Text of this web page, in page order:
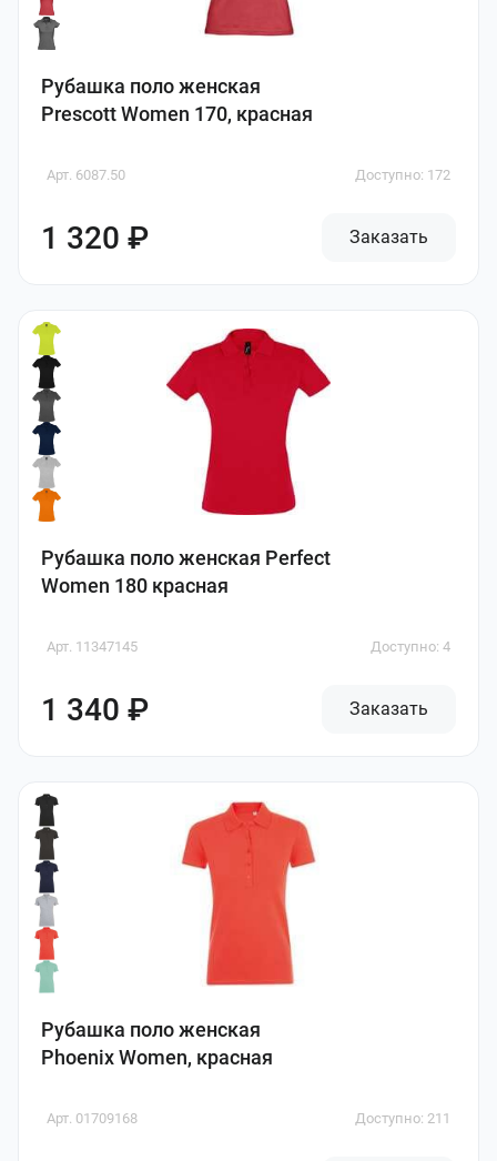
Рубашка поло женская
Prescott Women 170, красная
Арт. 6087.50 Доступно: 172
1 320 ₽ Заказать
Рубашка поло женская Perfect
Women 180 красная
Арт. 11347145 Доступно: 4
1 340 ₽ Заказать
Рубашка поло женская
Phoenix Women, красная
Арт. 01709168 Доступно: 211